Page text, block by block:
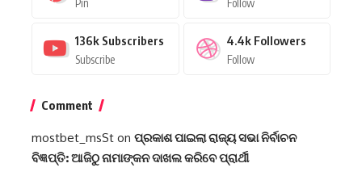
Pin Follow
136k Subscribers
Subscribe
4.4k Followers
Follow
Comment
mostbet_msSt on ପ୍ରକାଶ ପାଇଲା ରାଜ୍ୟ ସଭା ନିର୍ବାଚନ
ବିଜ୍ଞପ୍ତି: ଆଜିଠୁ ନାମାଙ୍କନ ଦାଖଲ କରିବେ ପ୍ରାର୍ଥୀ